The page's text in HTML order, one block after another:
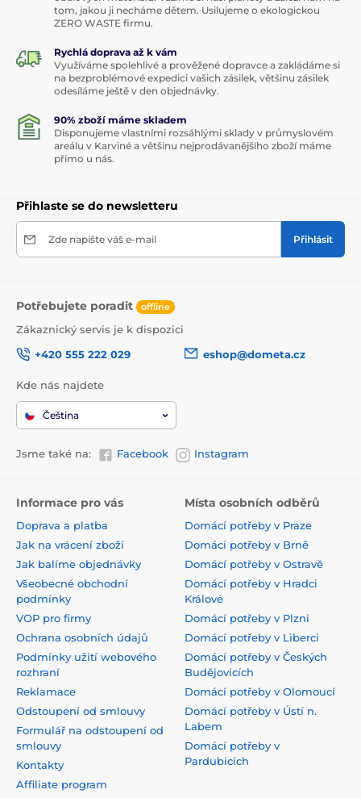
tom, jakou ji necháme dětem. Usilujeme o ekologickou
ZERO WASTE firmu.
Rychlá doprava až k vám
Využíváme spolehlivé a prověžené dopravce a zakládáme si
na bezproblémové expedici vašich zásilek, většinu zásilek
odesíláme ještě v den objednávky.
90% zboží máme skladem
Disponujeme vlastními rozsáhlými sklady v průmyslovém
areálu v Karviné a většinu nejprodávanějšího zboží máme
přímo u nás.
Přihlaste se do newsletteru
Zde napište váš e-mail Přihlásit
Potřebujete poradit offline
Zákaznický servis je k dispozici
+420 555 222 029
eshop@dometa.cz
Kde nás najdete
Čeština
Jsme také na: Facebook Instagram
Informace pro vás
Doprava a platba
Jak na vrácení zboží
Jak balíme objednávky
Všeobecné obchodní
podmínky
VOP pro firmy
Ochrana osobních údajů
Podmínky užití webového
rozhraní
Reklamace
Odstoupení od smlouvy
Formulář na odstoupení od
smlouvy
Kontakty
Affiliate program
Místa osobních odběrů
Domácí potřeby v Praze
Domácí potřeby v Brně
Domácí potřeby v Ostravě
Domácí potřeby v Hradci
Králové
Domácí potřeby v Plzni
Domácí potřeby v Liberci
Domácí potřeby v Českých
Budějovicích
Domácí potřeby v Olomoucí
Domácí potřeby v Ústí n.
Labem
Domácí potřeby v
Pardubicích